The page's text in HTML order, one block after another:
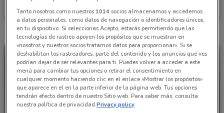
Caduca el 03/10 735 m
Tanto nosotros como nuestros 1014socios almacenamos y accedemos
a datos personales, como datos de navegación o identificadores únicos,
en tu dispositivo. Si seleccionas Acepto, estarás permitiendo que las
tecnologías de rastreo apoyen los propósitos que se muestran en
«nosotros y nuestros socios tratamos datos para proporcionar». Si se
deshabilitan los rastreadores, parte del contenido y los anuncios que ves
podrían dejar de ser relevantes para ti. Puedes volver a acceder a este
menú para cambiar tus opciones o retirar el consentimiento en
cualquier momento haciendo clic en el enlace «Mostrar los propósitos»
que aparece en el en la parte inferior de la página web. Tus opciones
tendrán efecto dentro de nuestro Sitio web. Para saber más, consulta
nuestra política de privacidad.Privacy policy